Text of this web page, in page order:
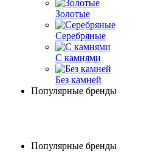
Золотые
Серебряные
С камнями
Без камней
Популярные бренды
Популярные бренды